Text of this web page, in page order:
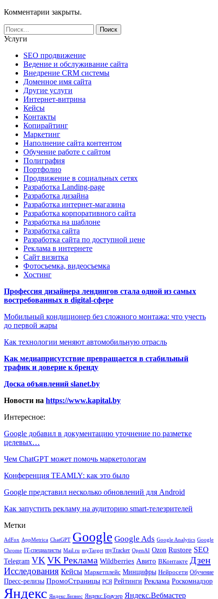
Комментарии закрыты.
Услуги
SEO продвижение
Ведение и обслуживание сайта
Внедрение CRM системы
Доменное имя сайта
Другие услуги
Интернет-витрина
Кейсы
Контакты
Копирайтинг
Маркетинг
Наполнение сайта контентом
Обучение работе с сайтом
Полиграфия
Портфолио
Продвижение в социальных сетях
Разработка Landing-page
Разработка дизайна
Разработка интернет-магазина
Разработка корпоративного сайта
Разработка на шаблоне
Разработка сайта
Разработка сайта по доступной цене
Реклама в интернете
Сайт визитка
Фотосъемка, видеосъемка
Хостинг
Профессия дизайнера лендингов стала одной из самых
востребованных в digital-сфере
Мобильный кондиционер без сложного монтажа: что учесть
до первой жары
Как технологии меняют автомобильную отрасль
Как медиаприсутствие превращается в стабильный
трафик и доверие к бренду
Доска объявлений slanet.by
Новости на https://www.kapital.by
Интересное:
Google добавил в документацию уточнение по разметке
целевых…
Чем ChatGPT может помочь маркетологам
Конференция TEAMLY: как это было
Google представил несколько обновлений для Android
Как запустить рекламу на аудиторию smart-телезрителей
Метки
AdFox AppMetrica ChatGPT Google Google Ads Google Analytics Google
Chrome IT-специалисты Mail.ru myTarget myTracker OpenAI Ozon Rustore SEO
Telegram VK VK Реклама Wildberries Авито ВКонтакте Дзен
Исследования Кейсы Маркетплейс Минцифры Нейросети Обучение
Пресс-релизы ПромоСтраницы РСЯ Рейтинги Реклама Роскомнадзор
Яндекс Яндекс.Бизнес Яндекс.Браузер Яндекс.Вебмастер